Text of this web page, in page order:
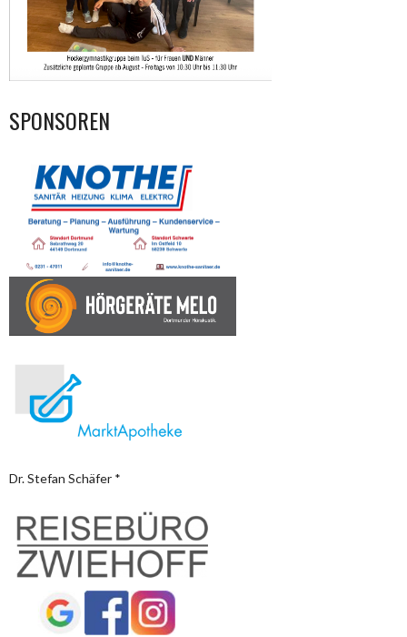
SPONSOREN
Dr. Stefan Schäfer *